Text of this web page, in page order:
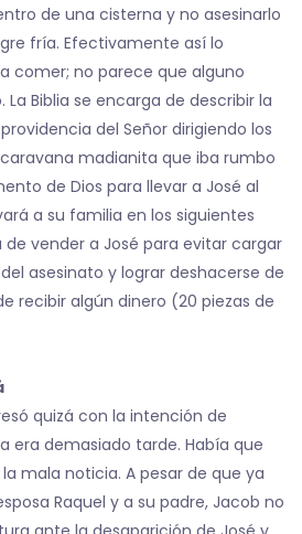
de una cisterna y no asesinarlo
fría. Efectivamente así lo
comer; no parece que alguno
Biblia se encarga de describir la
del Señor dirigiendo los
madianita que iba rumbo
de Dios para llevar a José al
a su familia en los siguientes
de vender a José para evitar cargar
asesinato y lograr deshacerse de
recibir algún dinero (20 piezas de
quizá con la intención de
era demasiado tarde. Había que
mala noticia. A pesar de que ya
Raquel y a su padre, Jacob no